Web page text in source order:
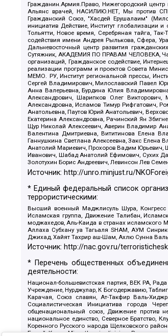
Гражданин.Армия.Право, Нижегородский
Альянс врачей, НАСИЛИЮ.НЕТ, Мы против
Гражданский Союз, "Хасдей Ерушалаим"
инициатив Действие, Институт
Тольятти, Новое время, Серебряная тайга,
содействия имени Андрея Рылькова, Сфера,
Дальневосточный центр развития
Сутяжник, АКАДЕМИЯ ПО ПРАВАМ ЧЕЛОВЕКА,
организаций, Гражданское содействие,
реализации программ и проектов Совета
МЕМО. РУ, Институт региональной прессы,
Сергей Владимирович, Милославский Павел
Анна Валерьевна, Бурдина Юлия
Александрович, Шарипков Олег
Александровна, Исламов Тимур Рифгатович,
Анатольевна, Паутов Юрий Анатольевич,
Екатерина Александровна, Рачинский Ян
Щур Николай Алексеевич, Аверин Владимир
Валентина Дмитриевна, Вититинова Елена
Ганнушкина Светлана Алексеевна, Закс Елена
Анатолий Мариевич, Прохоров Вадим Юрьевич,
Иванович, Шабад Анатолий Ефимович, Сухих
Золотухин Борис Андреевич, Левинсон Лев
Источник: http://unro.minjust.ru/
* Единый федеральный список
террористическими:
Высший военный Маджлисуль Шура, Конгресс
Исламская группа, Движение Талибан,
моджахедов, Аль-Каида в странах исламского
Аллаха Субхану уа Тагьаля SHAM, АУМ
Джихад, Хайят Тахрир аш-Шам, Ахлю Сунна
Источник: http://nac.gov.ru/
* Перечень общественных
деятельности:
Национал-большевистская партия, ВЕК РА,
Учреждение, Нурджулар, К Богодержавию,
Карачая, Союз славян, Ат-Такфир Валь-
Социалистическая Инициатива города
общенациональный союз, Движение против
национальное единство, Северное Братство,
Коренного Русского народа Щелковского
Белый Крест, Misanthropic division,